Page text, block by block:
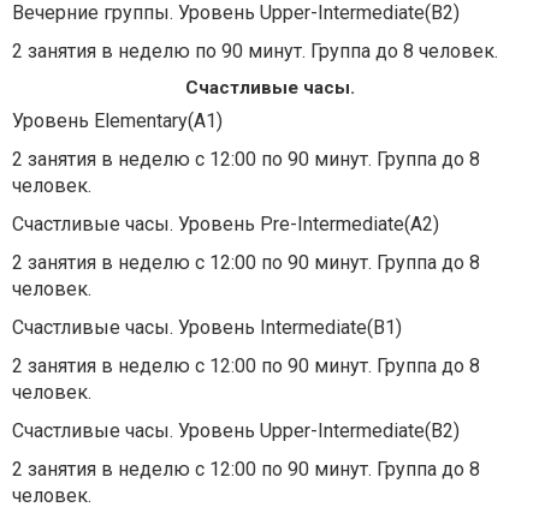
Вечерние группы. Уровень Upper-Intermediate(В2)
2 занятия в неделю по 90 минут. Группа до 8 человек.
Счастливые часы.
Уровень Elementary(A1)
2 занятия в неделю с 12:00 по 90 минут. Группа до 8
человек.
Счастливые часы. Уровень Pre-Intermediate(A2)
2 занятия в неделю с 12:00 по 90 минут. Группа до 8
человек.
Счастливые часы. Уровень Intermediate(В1)
2 занятия в неделю с 12:00 по 90 минут. Группа до 8
человек.
Счастливые часы. Уровень Upper-Intermediate(В2)
2 занятия в неделю с 12:00 по 90 минут. Группа до 8
человек.